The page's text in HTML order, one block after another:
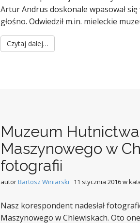
Artur Andrus doskonale wpasował
głośno. Odwiedził m.in. mieleckie
Czytaj dalej…
Muzeum Hutnictwa
Maszynowego w
fotografii
autorBartosz Winiarski 11 stycznia 2016w
Nasz korespondent nadesłał
Maszynowego w Chlewiskach. Oto